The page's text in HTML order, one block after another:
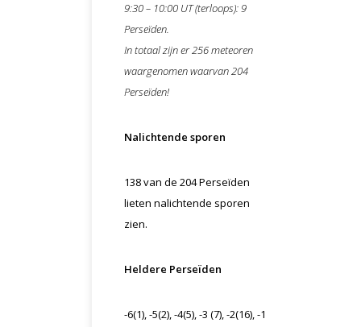
9:30 – 10:00 UT (terloops): 9
Perseïden.
In totaal zijn er 256 meteoren
waargenomen waarvan 204
Perseïden!
Nalichtende sporen
138 van de 204 Perseïden
lieten nalichtende sporen
zien.
Heldere Perseïden
-6(1), -5(2), -4(5), -3 (7), -2(16), -1